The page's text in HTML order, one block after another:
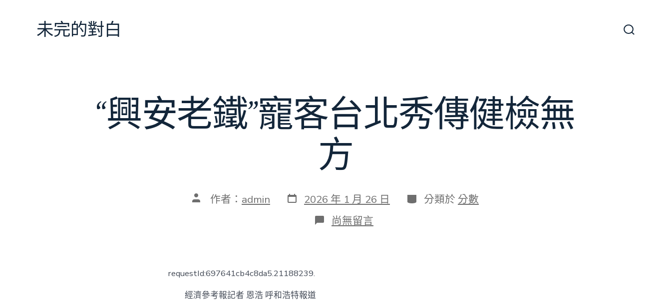
未完的對白
“興安老鐵”寵客台北秀傳健檢無
方
文 作者： admin 發
表
2026 年 1 月 26 日 分
類
分類於 分數
在
〈“興
尚無留言
requestId:697641cb4c8da5.21188239.
經濟參考報記者 恩浩 呼和浩特報道